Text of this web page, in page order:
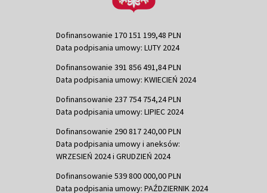
Dofinansowanie 170 151 199,48 PLN
Data podpisania umowy: LUTY 2024
Dofinansowanie 391 856 491,84 PLN
Data podpisania umowy: KWIECIEŃ 2024
Dofinansowanie 237 754 754,24 PLN
Data podpisania umowy: LIPIEC 2024
Dofinansowanie 290 817 240,00 PLN
Data podpisania umowy i aneksów:
WRZESIEŃ 2024 i GRUDZIEŃ 2024
Dofinansowanie 539 800 000,00 PLN
Data podpisania umowy: PAŹDZIERNIK 2024